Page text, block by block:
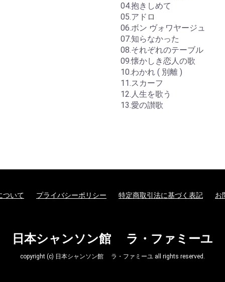
04.抱きしめて
05.アドロ
06.ボン ヴォワヤージュ
07.知らなかった
08.それぞれのテーブル
09.懐かしき恋人の歌
10.わかれ ( 別離 )
11.スカーフ
12.人生を歌う
13.愛の讃歌
ついて プライバシーポリシー 特定商取引法に基づく表記 お
日本シャンソン館 ラ・ファミーユ
copyright (c) 日本シャンソン館 ラ・ファミーユ all rights reserved.